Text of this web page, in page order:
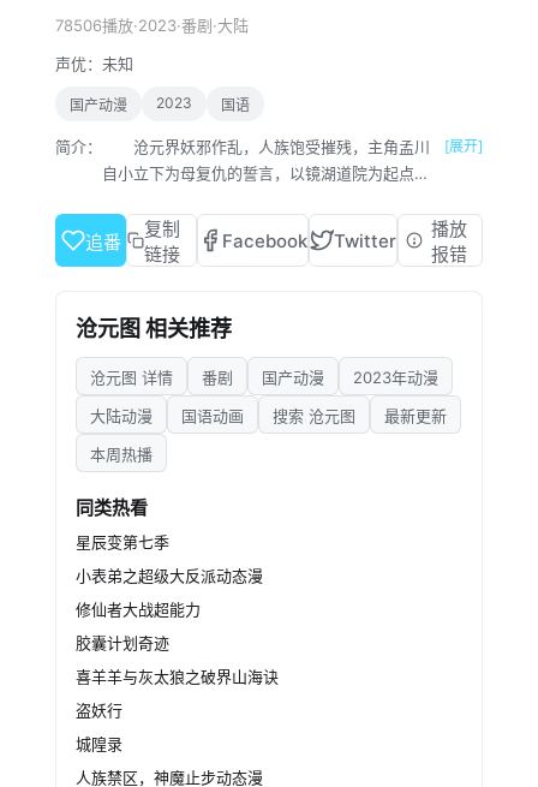
78506播放·2023·番剧·大陆
声优： 未知
国产动漫 2023 国语
简介：
沧元界妖邪作乱，人族饱受摧残，主角孟川
自小立下为母复仇的誓言，以镜湖道院为起点，
处奸恶，溃灭妖族，登顶四大道院，名满东宁
府，拜上元初山，成就一代神魔。
[展开]
追番
复制
链接
Facebook Twitter
播放
报错
沧元图 相关推荐
沧元图 详情 番剧 国产动漫
2023年动漫
大陆动漫
国语动画 搜索 沧元图
最新更新
本周热播
同类热看
星辰变第七季
小表弟之超级大反派动态漫
修仙者大战超能力
胶囊计划奇迹
喜羊羊与灰太狼之破界山海诀
盗妖行
城隍录
人族禁区，神魔止步动态漫